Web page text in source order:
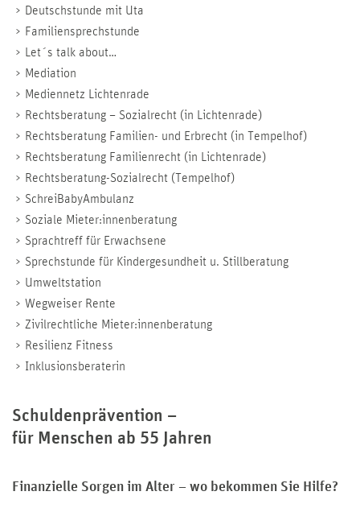
Deutschstunde mit Uta
Familiensprechstunde
Let´s talk about…
Mediation
Mediennetz Lichtenrade
Rechtsberatung – Sozialrecht (in Lichtenrade)
Rechtsberatung Familien- und Erbrecht (in Tempelhof)
Rechtsberatung Familienrecht (in Lichtenrade)
Rechtsberatung-Sozialrecht (Tempelhof)
SchreiBabyAmbulanz
Soziale Mieter:innenberatung
Sprachtreff für Erwachsene
Sprechstunde für Kindergesundheit u. Stillberatung
Umweltstation
Wegweiser Rente
Zivilrechtliche Mieter:innenberatung
Resilienz Fitness
Inklusionsberaterin
Schuldenprävention –
für Menschen ab 55 Jahren
Finanzielle Sorgen im Alter – wo bekommen Sie Hilfe?